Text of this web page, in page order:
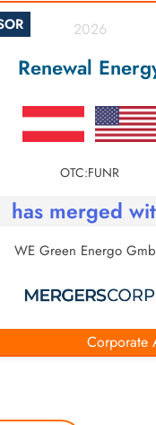
2026
Renewal
OTC:FUNR
has merged
WE Green Energo
Corporate